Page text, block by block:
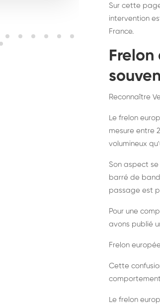
Sur cette
intervention
France.
Reconnaître
Le frelon
mesure entre
volumineux
Son aspect
barré de
passage est
Pour une
avons publié
Frelon
Cette
Le frelon